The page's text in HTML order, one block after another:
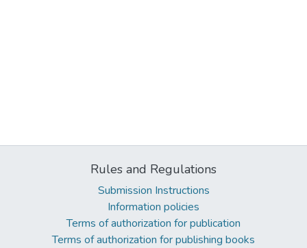
Rules and Regulations
Submission Instructions
Information policies
Terms of authorization for publication
Terms of authorization for publishing books